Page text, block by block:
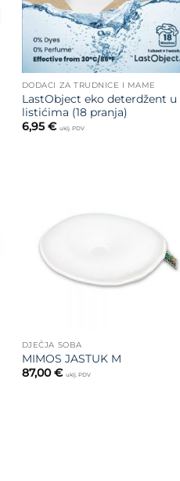
DODACI ZA TRUDNICE I MAME
LastObject eko deterdžent u
listićima (18 pranja)
6,95 € uklj. PDV
želja
DJEČJA SOBA
MIMOS JASTUK M
87,00€ uklj. PDV